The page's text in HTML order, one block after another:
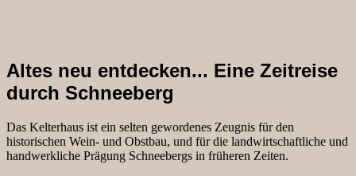
Altes neu entdecken... Eine Zeitreise
durch Schneeberg
Das Kelterhaus ist ein selten gewordenes Zeugnis für den
historischen Wein- und Obstbau, und für die landwirtschaftliche und
handwerkliche Prägung Schneebergs in früheren Zeiten.